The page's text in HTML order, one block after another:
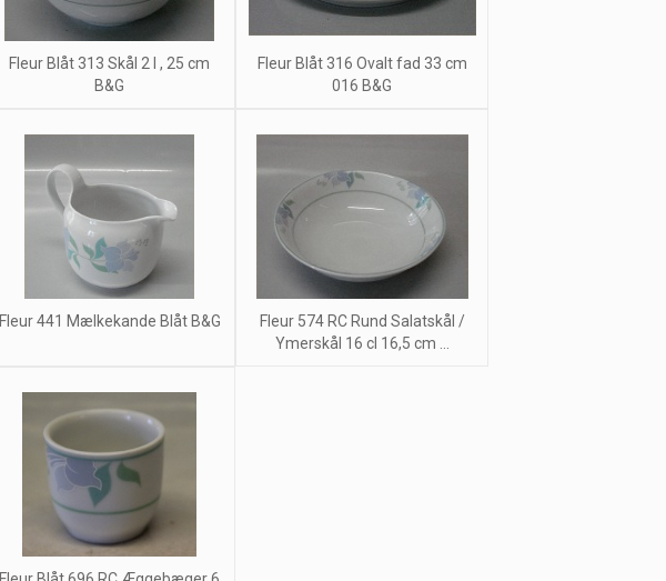
Fleur Blåt 313 Skål 2 l , 25 cm
B&G
Fleur Blåt 316 Ovalt fad 33 cm
016 B&G
Fleur 441 Mælkekande Blåt B&G
Fleur 574 RC Rund Salatskål /
Ymerskål 16 cl 16,5 cm ...